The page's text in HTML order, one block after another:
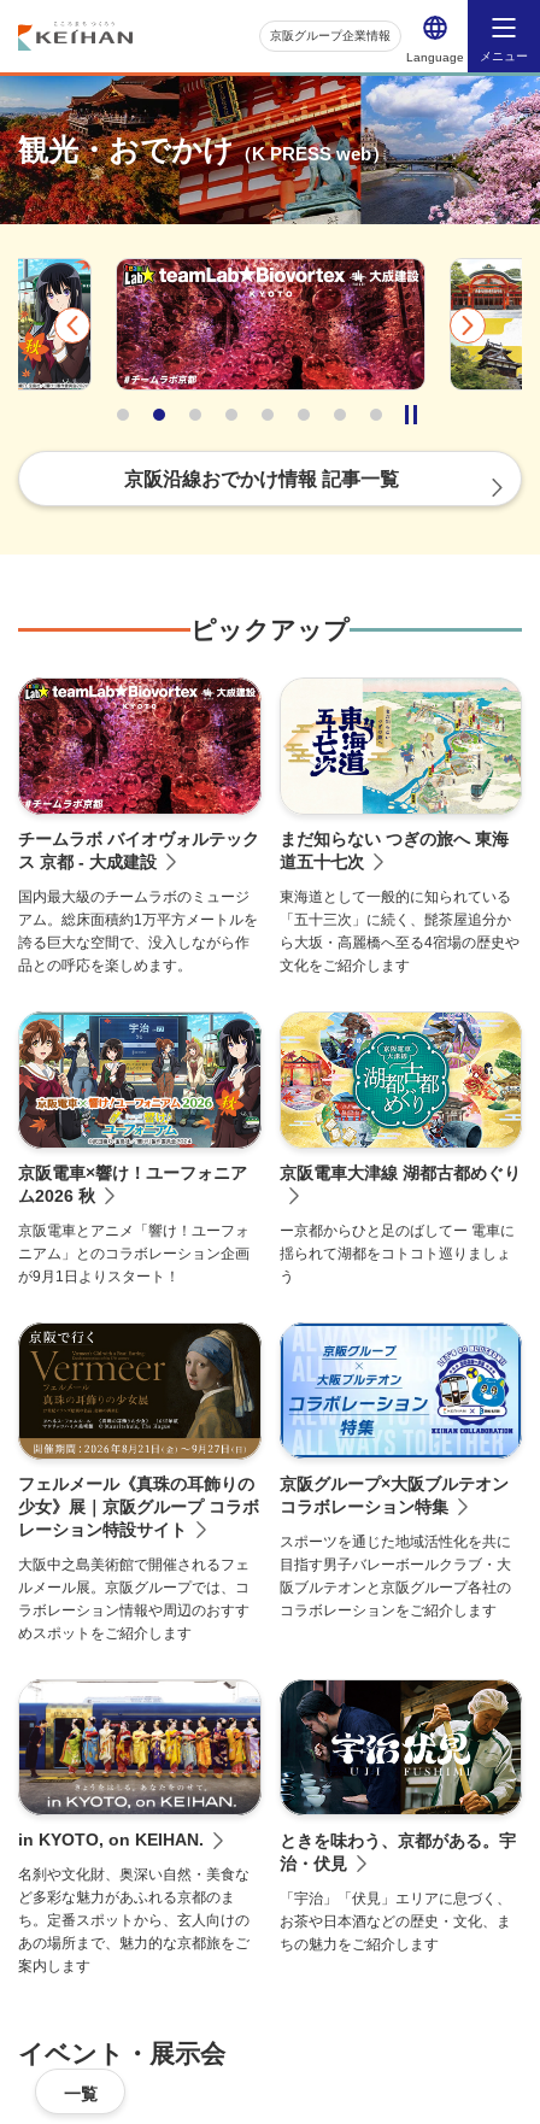
Language メニュー
京阪グループ企業情報
観光・おでかけ（K PRESS web）
京阪沿線おでかけ情報 記事一覧
ピックアップ
チームラボ バイオヴォルテック
ス 京都 - 大成建設
国内最大級のチームラボのミュージ
アム。総床面積約1万平方メートルを
誇る巨大な空間で、没入しながら作
品との呼応を楽しめます。
まだ知らない つぎの旅へ 東海
道五十七次
東海道として一般的に知られている
「五十三次」に続く、髭茶屋追分か
ら大坂・高麗橋へ至る4宿場の歴史や
文化をご紹介します
京阪電車×響け！ユーフォニア
ム2026 秋
京阪電車とアニメ「響け！ユーフォ
ニアム」とのコラボレーション企画
が9月1日よりスタート！
京阪電車大津線 湖都古都めぐり
ー京都からひと足のばしてー 電車に
揺られて湖都をコトコト巡りましょ
う
フェルメール《真珠の耳飾りの
少女》展｜京阪グループ コラボ
レーション特設サイト
大阪中之島美術館で開催されるフェ
ルメール展。京阪グループでは、コ
ラボレーション情報や周辺のおすす
めスポットをご紹介します
京阪グループ×大阪ブルテオン
コラボレーション特集
スポーツを通じた地域活性化を共に
目指す男子バレーボールクラブ・大
阪ブルテオンと京阪グループ各社の
コラボレーションをご紹介します
in KYOTO, on KEIHAN.
名刹や文化財、奥深い自然・美食な
ど多彩な魅力があふれる京都のま
ち。定番スポットから、玄人向けの
あの場所まで、魅力的な京都旅をご
案内します
ときを味わう、京都がある。宇
治・伏見
「宇治」「伏見」エリアに息づく、
お茶や日本酒などの歴史・文化、ま
ちの魅力をご紹介します
イベント・展示会
一覧